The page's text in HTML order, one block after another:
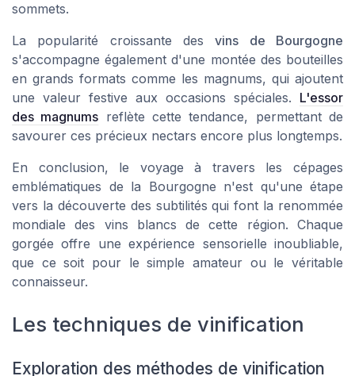
sommets.
La popularité croissante desvins de Bourgogne
s'accompagne également d'une montée des bouteilles
en grands formats comme les magnums, qui ajoutent
une valeur festive aux occasions spéciales. L'essor
des magnums reflète cette tendance, permettant de
savourer ces précieux nectars encore plus longtemps.
En conclusion, le voyage à travers les cépages
emblématiques de la Bourgogne n'est qu'une étape
vers la découverte des subtilités qui font la renommée
mondiale des vins blancs de cette région. Chaque
gorgée offre une expérience sensorielle inoubliable,
que ce soit pour le simple amateur ou le véritable
connaisseur.
Les techniques de vinification
Exploration des méthodes de vinification